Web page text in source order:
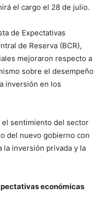
el cargo el 28 de julio.
de Expectativas
de Reserva (BCR),
mejoraron respecto a
sobre el desempeño
inversión en los
el sentimiento del sector
del nuevo gobierno con
la inversión privada y la
económicas